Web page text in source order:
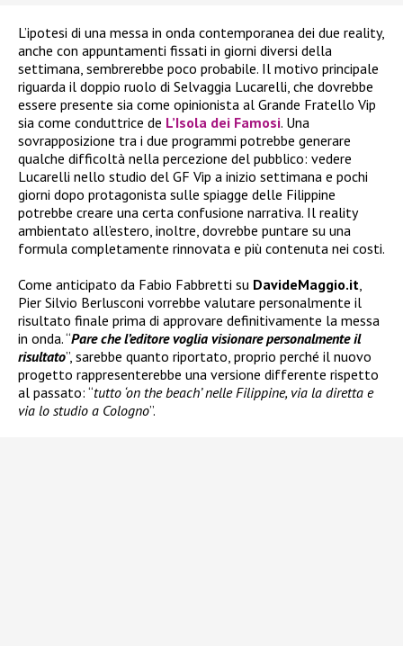
L’ipotesi di una messa in onda contemporanea dei due reality,
anche con appuntamenti fissati in giorni diversi della
settimana, sembrerebbe poco probabile. Il motivo principale
riguarda il doppio ruolo di Selvaggia Lucarelli, che dovrebbe
essere presente sia come opinionista al Grande Fratello Vip
sia come conduttrice de L’Isola dei Famosi. Una
sovrapposizione tra i due programmi potrebbe generare
qualche difficoltà nella percezione del pubblico: vedere
Lucarelli nello studio del GF Vip a inizio settimana e pochi
giorni dopo protagonista sulle spiagge delle Filippine
potrebbe creare una certa confusione narrativa. Il reality
ambientato all’estero, inoltre, dovrebbe puntare su una
formula completamente rinnovata e più contenuta nei costi.
Come anticipato da Fabio Fabbretti su DavideMaggio.it,
Pier Silvio Berlusconi vorrebbe valutare personalmente il
risultato finale prima di approvare definitivamente la messa
in onda. “Pare che l’editore voglia visionare personalmente il
risultato”, sarebbe quanto riportato, proprio perché il nuovo
progetto rappresenterebbe una versione differente rispetto
al passato: “tutto ‘on the beach’ nelle Filippine, via la diretta e
via lo studio a Cologno”.